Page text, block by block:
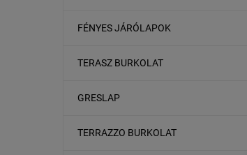
FÉNYES JÁRÓLAPOK
TERASZ BURKOLAT
GRESLAP
TERRAZZO BURKOLAT